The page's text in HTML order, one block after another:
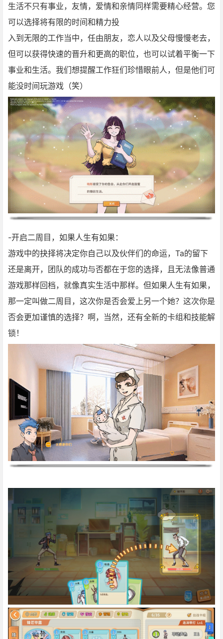
生活不只有事业，友情，爱情和亲情同样需要精心经营。您
可以选择将有限的时间和精力投
入到无限的工作当中，任由朋友，恋人以及父母慢慢老去，
但可以获得快速的晋升和更高的职位，也可以试着平衡一下
事业和生活。我们想提醒工作狂们珍惜眼前人，但是他们可
能没时间玩游戏（笑）
-开启二周目，如果人生有如果：
游戏中的抉择将决定你自己以及伙伴们的命运，Ta的留下
还是离开，团队的成功与否都在于您的选择，且无法像普通
游戏那样回档，就像真实生活中那样。但如果人生有如果，
那一定叫做二周目，这次你是否会爱上另一个她？这次你是
否会更加谨慎的选择？啊，当然，还有全新的卡组和技能解
锁！